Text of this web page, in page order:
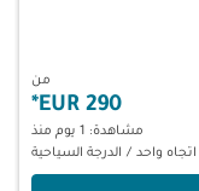
من
290 EUR
*
مشاهدة: 1 يوم منذ
اتجاه واحد / الدرجة السياحية